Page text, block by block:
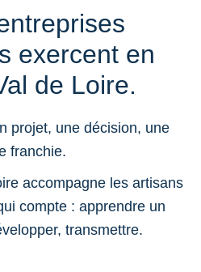
exercent en
de Loire.
projet, une décision, une
franchie.
accompagne les artisans
compte : apprendre un
transmettre.